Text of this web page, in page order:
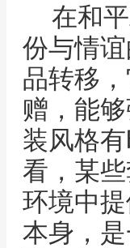
在和
份与情
品转移
赠，能
装风格
看，某
环境中
本身，